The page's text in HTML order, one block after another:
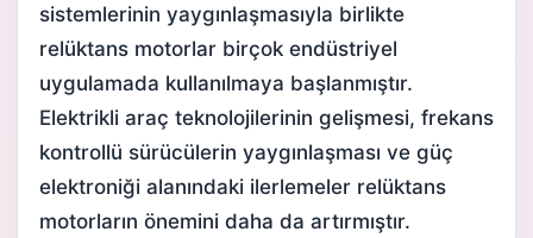
sistemlerinin yaygınlaşmasıyla birlikte
relüktans motorlar birçok endüstriyel
uygulamada kullanılmaya başlanmıştır.
Elektrikli araç teknolojilerinin gelişmesi, frekans
kontrollü sürücülerin yaygınlaşması ve güç
elektroniği alanındaki ilerlemeler relüktans
motorların önemini daha da artırmıştır.